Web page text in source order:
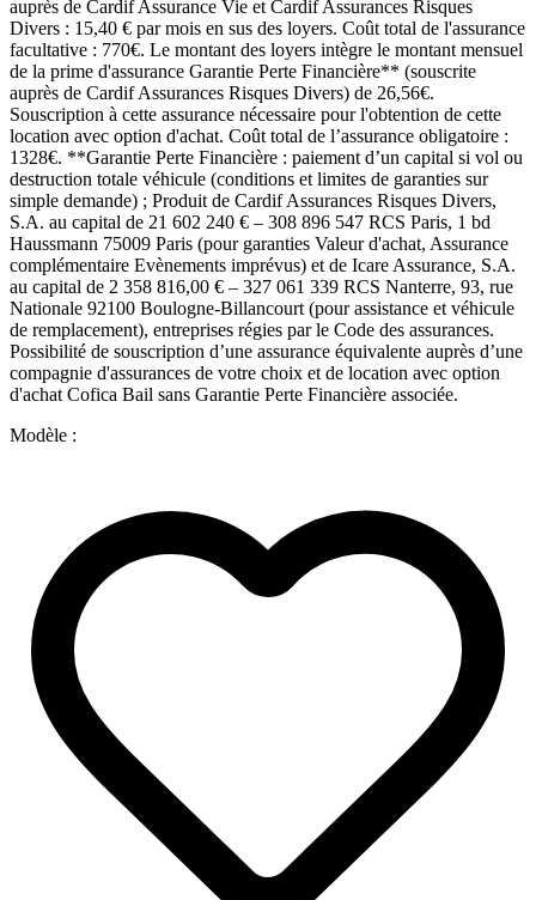
auprès de Cardif Assurance Vie et Cardif Assurances Risques
Divers : 15,40 € par mois en sus des loyers. Coût total de l'assurance
facultative : 770€. Le montant des loyers intègre le montant mensuel
de la prime d'assurance Garantie Perte Financière** (souscrite
auprès de Cardif Assurances Risques Divers) de 26,56€.
Souscription à cette assurance nécessaire pour l'obtention de cette
location avec option d'achat. Coût total de l’assurance obligatoire :
1328€. **Garantie Perte Financière : paiement d’un capital si vol ou
destruction totale véhicule (conditions et limites de garanties sur
simple demande) ; Produit de Cardif Assurances Risques Divers,
S.A. au capital de 21 602 240 € – 308 896 547 RCS Paris, 1 bd
Haussmann 75009 Paris (pour garanties Valeur d'achat, Assurance
complémentaire Evènements imprévus) et de Icare Assurance, S.A.
au capital de 2 358 816,00 € – 327 061 339 RCS Nanterre, 93, rue
Nationale 92100 Boulogne-Billancourt (pour assistance et véhicule
de remplacement), entreprises régies par le Code des assurances.
Possibilité de souscription d’une assurance équivalente auprès d’une
compagnie d'assurances de votre choix et de location avec option
d'achat Cofica Bail sans Garantie Perte Financière associée.
Modèle :